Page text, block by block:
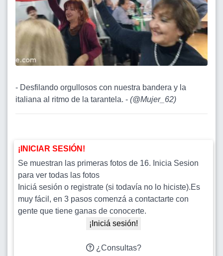
- Desfilando orgullosos con nuestra bandera y la
italiana al ritmo de la tarantela. - (@Mujer_62)
¡INICIAR SESIÓN!
Se muestran las primeras fotos de 16. Inicia Sesion
para ver todas las fotos
Iniciá sesión o registrate (si todavía no lo hiciste).Es
muy fácil, en 3 pasos comenzá a contactarte con
gente que tiene ganas de conocerte.
¡Iniciá sesión!
¿Consultas?